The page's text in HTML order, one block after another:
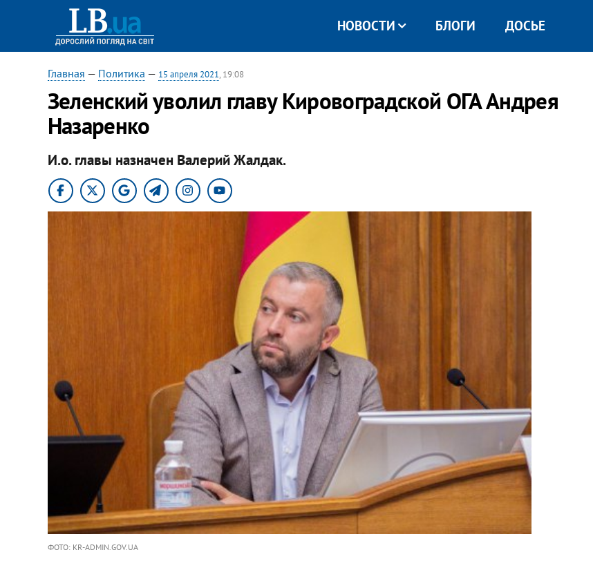
НОВОСТИ БЛОГИ ДОСЬЕ
Главная — Политика — 15 апреля 2021, 19:08
Зеленский уволил главу Кировоградской ОГА Андрея
Назаренко
И.о. главы назначен Валерий Жалдак.
ФОТО: KR-ADMIN.GOV.UA